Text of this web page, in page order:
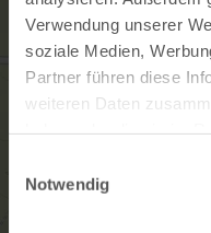
Verwendung unserer
soziale Medien,
Partner führen diese
weiteren Daten
Notwendig